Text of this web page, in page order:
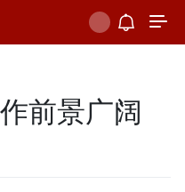
前景广阔